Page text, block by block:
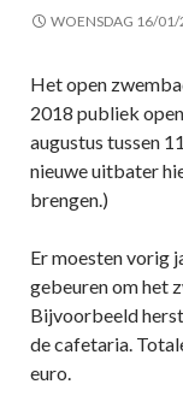
WOENSDAG 16/
Het open
2018 publiek
augustus tussen
nieuwe uitbater
brengen.)
Er moesten vorig
gebeuren om het
Bijvoorbeeld
de cafetaria.
euro.